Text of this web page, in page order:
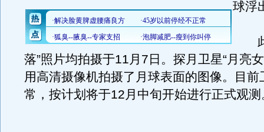
球浮
此
落”照片均拍摄于11月7日。探月卫星“月亮
用高清摄像机拍摄了月球表面的图像。目前
常，按计划将于12月中旬开始进行正式观测